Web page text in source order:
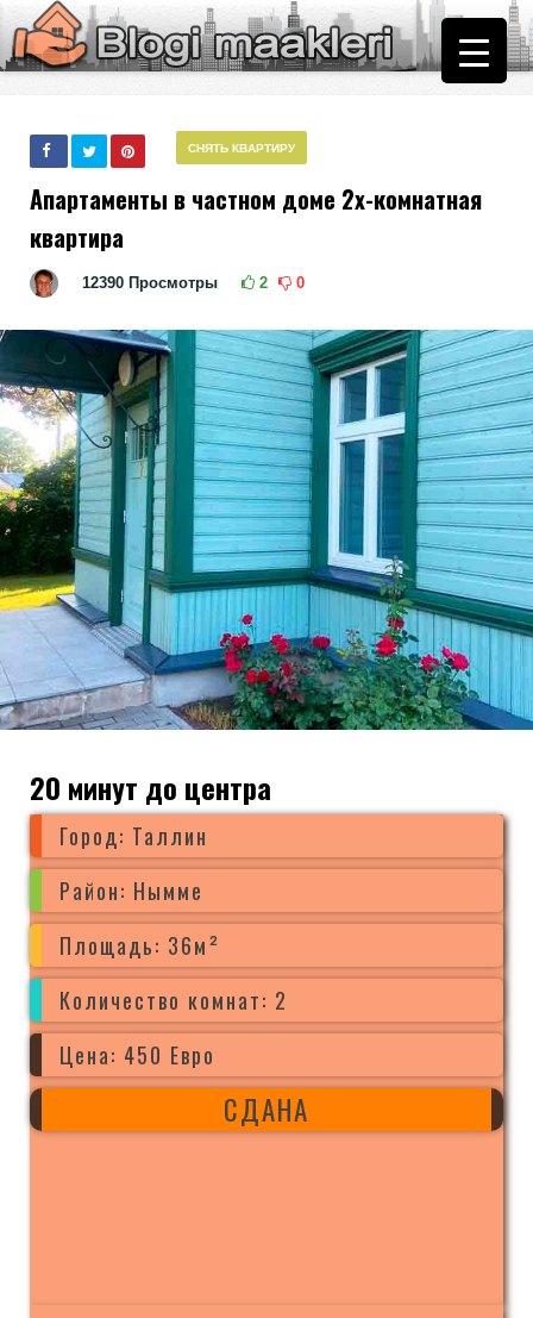
СНЯТЬ КВАРТИРУ
Апартаменты в частном доме 2х-комнатная
квартира
12390 Просмотры 2 0
20 минут до центра
Город: Таллин
Район: Нымме
Площадь: 36м²
Количество комнат: 2
Цена: 450 Евро
СДАНА